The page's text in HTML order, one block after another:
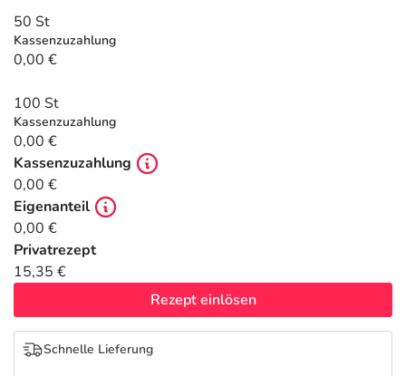
Tierapotheke
Vitamine & Mineralstoffe
Marken
Salus Deals
50 St
Kassenzuzahlung
0,00 €
100 St
Kassenzuzahlung
0,00 €
Kassenzuzahlung
0,00 €
Eigenanteil
0,00 €
Privatrezept
15,35 €
Rezept einlösen
Schnelle Lieferung